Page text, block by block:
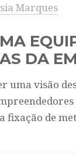
Marques
DA
uma visão
fixação de